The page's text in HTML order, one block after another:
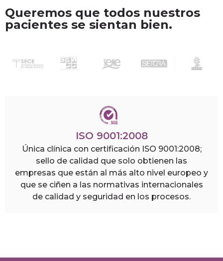
Queremos que todos nuestros
pacientes se sientan bien.
ISO 9001:2008
Única clínica con certificación ISO 9001:2008;
sello de calidad que solo obtienen las
empresas que están al más alto nivel europeo y
que se ciñen a las normativas internacionales
de calidad y seguridad en los procesos.